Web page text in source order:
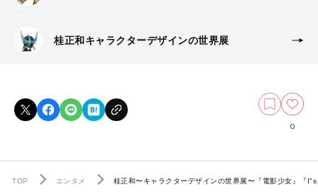
桂正和キャラクターデザインの世界展
0
TOP エンタメ 桂正和〜キャラクターデザインの世界展〜『電影少女』『